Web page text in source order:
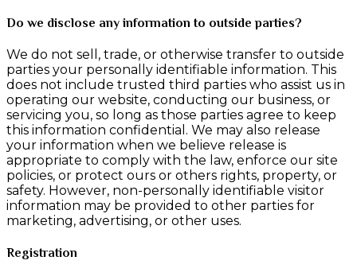
Do we disclose any information to outside parties?
We do not sell, trade, or otherwise transfer to outside
parties your personally identifiable information. This
does not include trusted third parties who assist us in
operating our website, conducting our business, or
servicing you, so long as those parties agree to keep
this information confidential. We may also release
your information when we believe release is
appropriate to comply with the law, enforce our site
policies, or protect ours or others rights, property, or
safety. However, non-personally identifiable visitor
information may be provided to other parties for
marketing, advertising, or other uses.
Registration